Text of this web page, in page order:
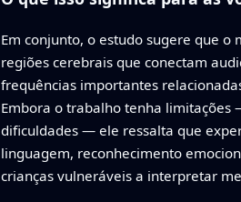
Em conjunto, o estudo sugere que
regiões cerebrais que conectam
frequências importantes
Embora o trabalho tenha
dificuldades — ele ressalta que
linguagem, reconhecimento
crianças vulneráveis a interpretar